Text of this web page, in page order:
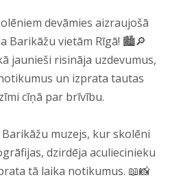
devāmies aizraujošā
Barikāžu vietām Rīgā! 🏙️🔎
jaunieši risināja uzdevumus,
un izprata tautas
cīņā par brīvību.
muzejs, kur skolēni
dzirdēja aculiecinieku
tā laika notikumus. 📖📸